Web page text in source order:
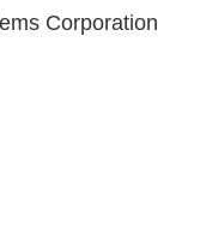
Corporation